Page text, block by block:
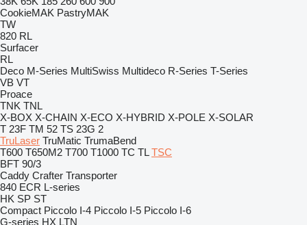
CookieMAK PastryMAK
TW
820 RL
Surfacer
RL
Deco M-Series MultiSwiss Multideco R-Series T-Series
VB VT
Proace
TNK TNL
X-BOX X-CHAIN X-ECO X-HYBRID X-POLE X-SOLAR
T 23F TM 52 TS 23G 2
TruLaser TruMatic TrumaBend
T600 T650M2 T700 T1000 TC TL TSC
BFT 90/3
Caddy Crafter Transporter
840 ECR L-series
HK SP ST
Compact Piccolo I-4 Piccolo I-5 Piccolo I-6
G-series HX LTN